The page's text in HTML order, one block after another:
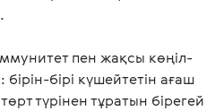
пен жақсы көңіл-
бірі күшейтетін ағаш
түрінен тұратын бірегей